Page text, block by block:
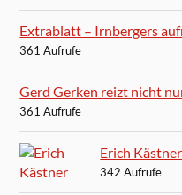
Extrablatt – Irnbergers
361 Aufrufe
Gerd Gerken reizt nicht
361 Aufrufe
Erich
342 Aufrufe